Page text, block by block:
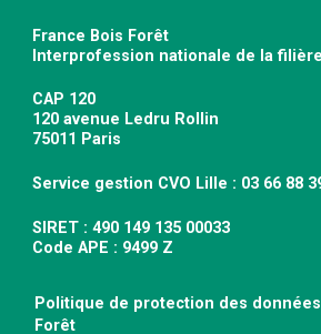
France Bois Forêt
Interprofession nationale de la
CAP 120
120 avenue Ledru Rollin
75011 Paris
Service gestion CVO Lille : 03 66 88
SIRET : 490 149 135 00033
Code APE : 9499 Z
Politique de protection des
Forêt